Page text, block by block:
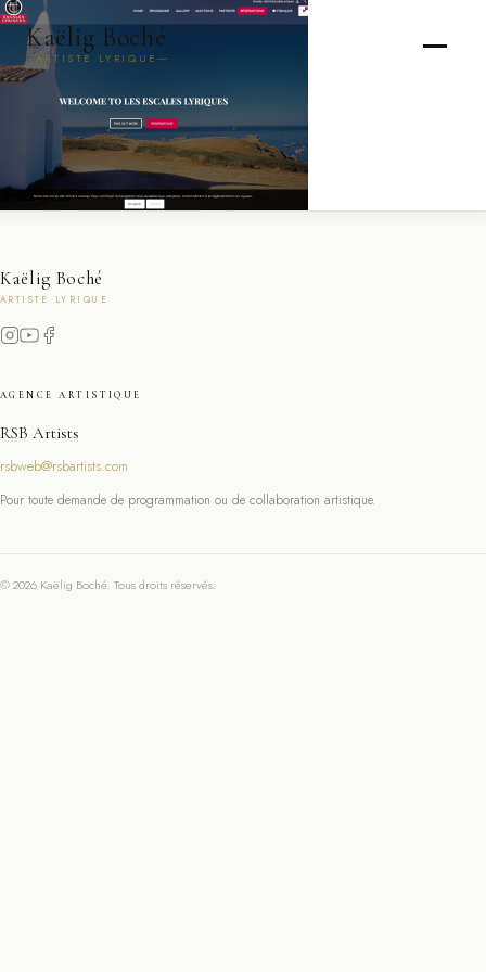
Kaëlig Boché
ARTISTE LYRIQUE
Kaëlig Boché
ARTISTE LYRIQUE
AGENCE ARTISTIQUE
RSB Artists
rsbweb@rsbartists.com
Pour toute demande de programmation ou de collaboration artistique.
© 2026 Kaëlig Boché. Tous droits réservés.